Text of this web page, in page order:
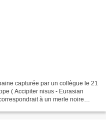
capturée par un collègue le 21
( Accipiter nisus - Eurasian
à un merle noire